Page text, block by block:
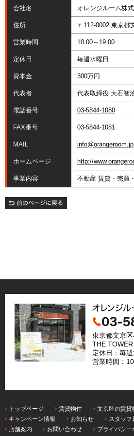
会社名 オレンジルーム株
住所 〒112-0002 東京都
営業時間 10:00～19:00
定休日 毎週水曜日
資本金 300万円
代表者 代表取締役 大石智
電話番号 03-5844-1080
FAX番号 03-5844-1081
MAIL info@orangeroom.jp
ホームページ http://
事業内容 不動産 賃貸・売買
東京都文京
THE TOWER
定休日：毎
営業時間：
トップページ 賃貸物件 文京区の賃貸
キャンペーン情報
お知らせ スタッフ
店舗案内
お問い合わせ プライバシー